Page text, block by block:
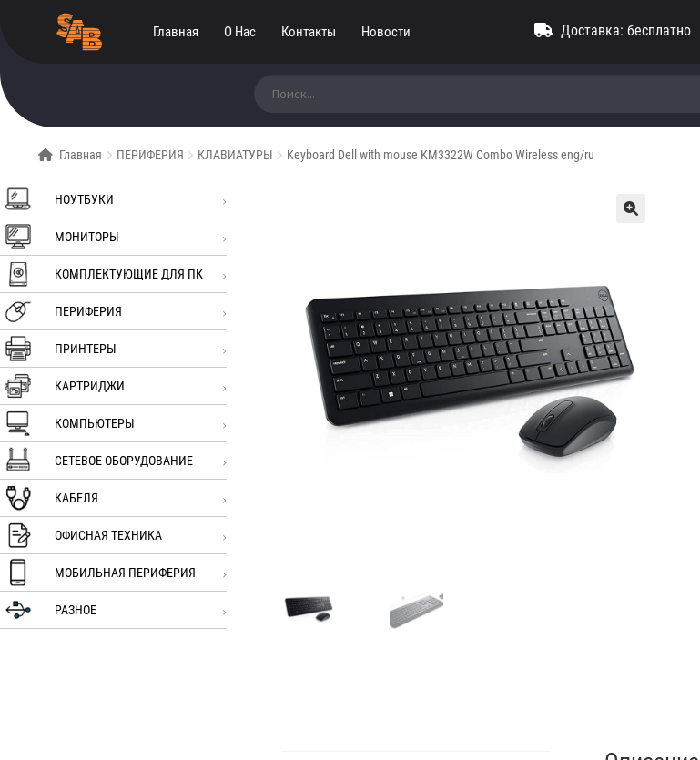
Главная О Нас Контакты Новости Доставка: бесплатно
Главная ПЕРИФЕРИЯ КЛАВИАТУРЫ Keyboard Dell with mouse KM3322W Combo Wireless eng/ru
НОУТБУКИ
МОНИТОРЫ
КОМПЛЕКТУЮЩИЕ ДЛЯ ПК
ПЕРИФЕРИЯ
ПРИНТЕРЫ
КАРТРИДЖИ
КОМПЬЮТЕРЫ
СЕТЕВОЕ ОБОРУДОВАНИЕ
КАБЕЛЯ
ОФИСНАЯ ТЕХНИКА
МОБИЛЬНАЯ ПЕРИФЕРИЯ
РАЗНОЕ